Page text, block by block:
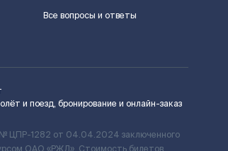
Все вопросы и ответы
и поезд, бронирование и онлайн-заказ
ЦПР-1282 от 04.04.2024 заключенного